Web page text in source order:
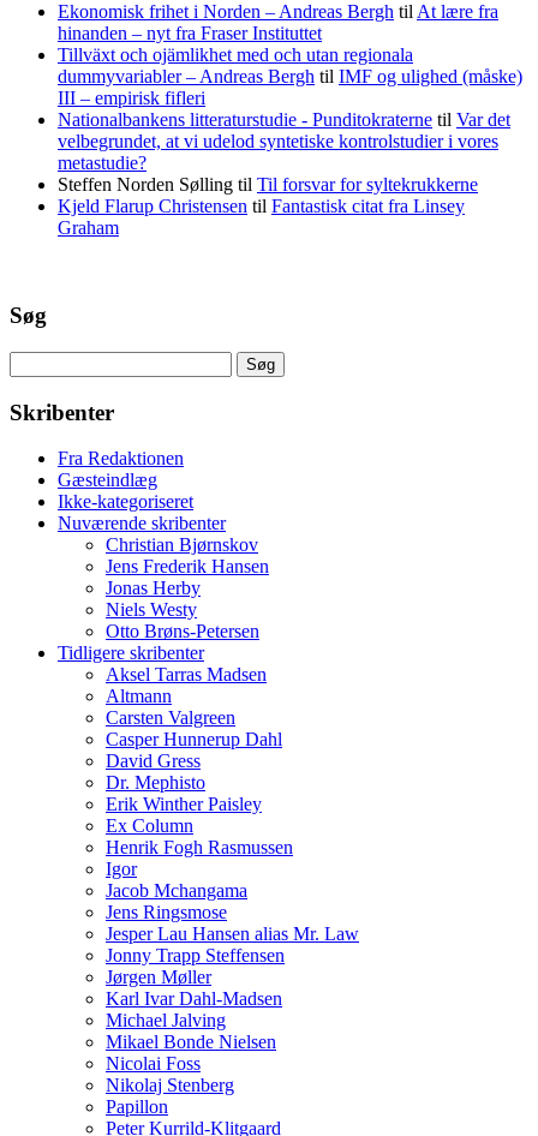
Ekonomisk frihet i Norden – Andreas Bergh tilAt lære fra
hinanden – nyt fra Fraser Instituttet
Tillväxt och ojämlikhet med och utan regionala
dummyvariabler – Andreas Bergh til IMF og ulighed (måske)
III – empirisk fifleri
Nationalbankens litteraturstudie - Punditokraterne til Var det
velbegrundet, at vi udelod syntetiske kontrolstudier i vores
metastudie?
Steffen Norden Sølling til Til forsvar for syltekrukkerne
Kjeld Flarup Christensen til Fantastisk citat fra Linsey
Graham
Søg
efter:
Skribenter
Fra Redaktionen
Gæsteindlæg
Ikke-kategoriseret
Nuværende skribenter
Christian Bjørnskov
Jens Frederik Hansen
Jonas Herby
Niels Westy
Otto Brøns-Petersen
Tidligere skribenter
Aksel Tarras Madsen
Altmann
Carsten Valgreen
Casper Hunnerup Dahl
David Gress
Dr. Mephisto
Erik Winther Paisley
Ex Column
Henrik Fogh Rasmussen
Igor
Jacob Mchangama
Jens Ringsmose
Jesper Lau Hansen alias Mr. Law
Jonny Trapp Steffensen
Jørgen Møller
Karl Ivar Dahl-Madsen
Michael Jalving
Mikael Bonde Nielsen
Nicolai Foss
Nikolaj Stenberg
Papillon
Peter Kurrild-Klitgaard